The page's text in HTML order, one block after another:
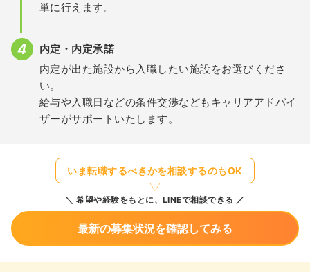
単に行えます。
内定・内定承諾
内定が出た施設から入職したい施設をお選びくださ
い。
給与や入職日などの条件交渉などもキャリアアドバイ
ザーがサポートいたします。
いま転職するべきかを相談するのもOK
希望や経験をもとに、LINEで相談できる
最新の募集状況を確認してみる